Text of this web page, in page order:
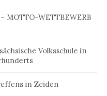
MOTTO-WETTBEWERB
Volksschule in
in Zeiden